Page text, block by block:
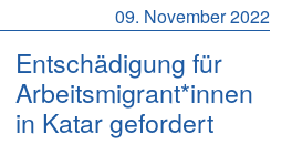
09. November 2022
Entschädigung für
Arbeitsmigrant*innen
in Katar gefordert